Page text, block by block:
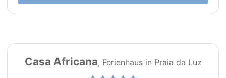
Casa Africana, Ferienhaus in Praia da Luz